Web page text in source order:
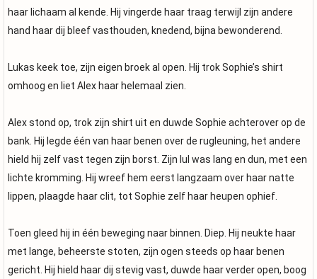
haar lichaam al kende. Hij vingerde haar traag terwijl zijn andere
hand haar dij bleef vasthouden, knedend, bijna bewonderend.
Lukas keek toe, zijn eigen broek al open. Hij trok Sophie’s shirt
omhoog en liet Alex haar helemaal zien.
Alex stond op, trok zijn shirt uit en duwde Sophie achterover op de
bank. Hij legde één van haar benen over de rugleuning, het andere
hield hij zelf vast tegen zijn borst. Zijn lul was lang en dun, met een
lichte kromming. Hij wreef hem eerst langzaam over haar natte
lippen, plaagde haar clit, tot Sophie zelf haar heupen ophief.
Toen gleed hij in één beweging naar binnen. Diep. Hij neukte haar
met lange, beheerste stoten, zijn ogen steeds op haar benen
gericht. Hij hield haar dij stevig vast, duwde haar verder open, boog